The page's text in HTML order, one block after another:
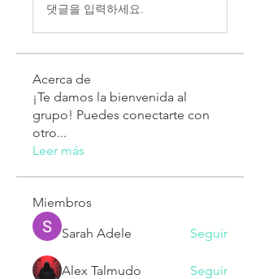
댓글을 입력하세요.
Acerca de
¡Te damos la bienvenida al
grupo! Puedes conectarte con
otro...
Leer más
Miembros
Sarah Adele
Seguir
Alex Talmudo Seguir